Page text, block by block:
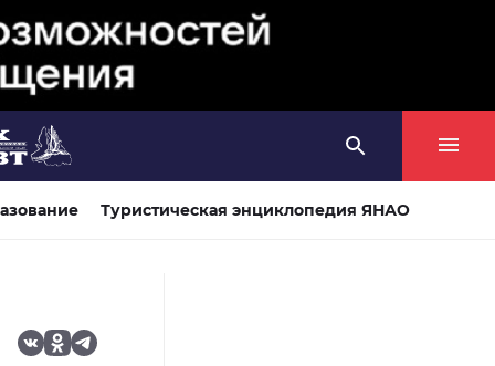
Туристическая энциклопедия ЯНАО